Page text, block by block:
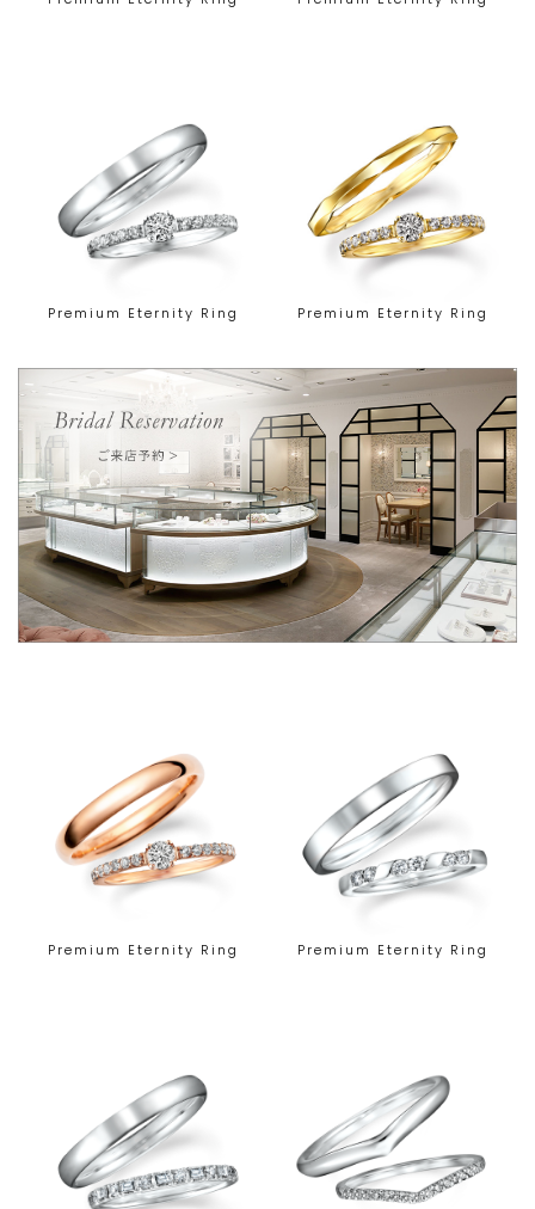
Premium Eternity Ring Premium Eternity Ring
Premium Eternity Ring Premium Eternity Ring